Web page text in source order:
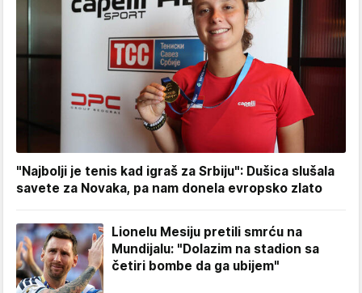
"Najbolji je tenis kad igraš za Srbiju": Dušica slušala
savete za Novaka, pa nam donela evropsko zlato
Lionelu Mesiju pretili smrću na
Mundijalu: "Dolazim na stadion sa
četiri bombe da ga ubijem"